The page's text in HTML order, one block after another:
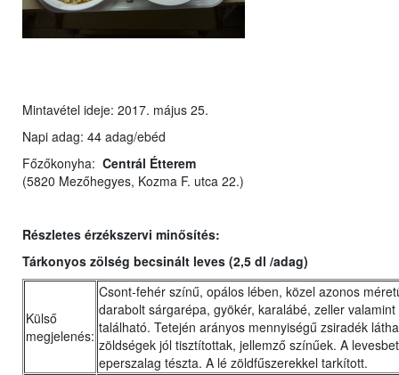
Mintavétel ideje: 2017. május 25.
Napi adag: 44 adag/ebéd
Főzőkonyha: Centrál Étterem
(5820 Mezőhegyes, Kozma F. utca 22.)
Részletes érzékszervi minősítés:
Tárkonyos zölség becsinált leves (2,5 dl /adag)
Külső
megjelenés:
Csont-fehér színű, opálos lében, közel azonos
darabolt sárgarépa, gyökér, karalábé, zeller
található. Tetején arányos mennyiségű zsiradék
zöldségek jól tisztítottak, jellemző színűek. A
eperszalag tészta. A lé zöldfűszerekkel tarkított.